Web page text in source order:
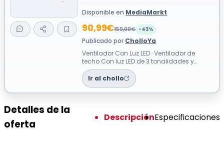
Disponible en MediaMarkt
90,99€159,00€ -43%
Publicado por CholloYa
Ventilador Con Luz LED · Ventilador de
techo Con luz LED de 3 tonalidades y
Mando a distancia para refrescar
grandes ...
Ir al chollo
Detalles de la
oferta
DescripciónEspecificaciones